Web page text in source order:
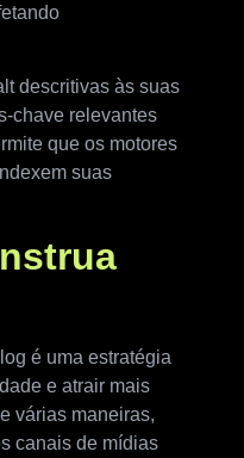
descritivas às suas
chave relevantes
que os motores
suas
é uma estratégia
e atrair mais
várias maneiras,
canais de mídias